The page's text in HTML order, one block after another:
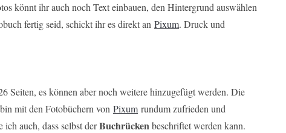
könnt ihr auch noch Text einbauen, den Hintergrund auswählen
fertig seid, schickt ihr es direkt an Pixum. Druck und
Seiten, es können aber noch weitere hinzugefügt werden. Die
mit den Fotobüchern von Pixum rundum zufrieden und
auch, dass selbst derBuchrückenbeschriftet werden kann.